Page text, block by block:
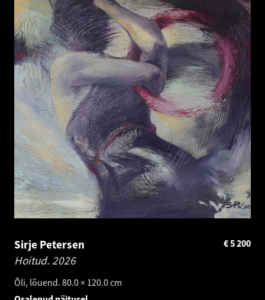
Sirje Petersen
Hoitud. 2026
Õli, lõuend. 80.0 × 120.0 cm
5 200
€